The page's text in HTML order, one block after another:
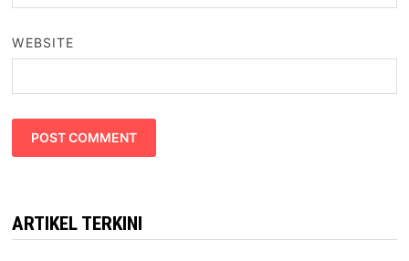
WEBSITE
ARTIKEL TERKINI